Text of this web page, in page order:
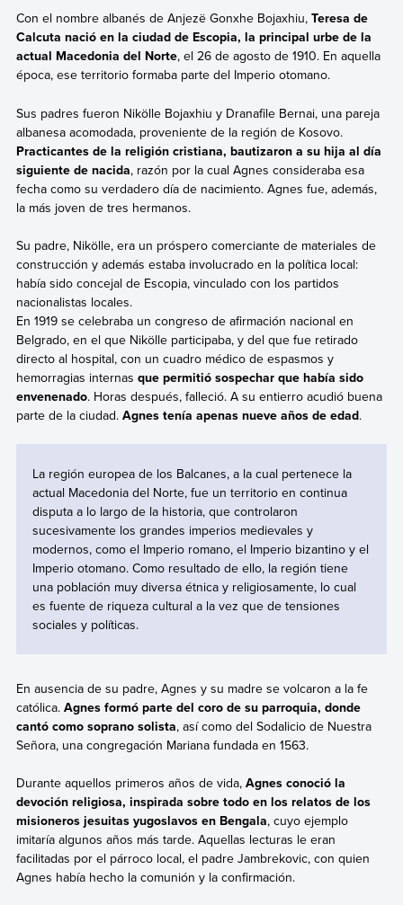
Con el nombre albanés de Anjezë Gonxhe Bojaxhiu, Teresa de
Calcuta nació en la ciudad de Escopia, la principal urbe de la
actual Macedonia del Norte, el 26 de agosto de 1910. En aquella
época, ese territorio formaba parte del Imperio otomano.
Sus padres fueron Nikölle Bojaxhiu y Dranafile Bernai, una pareja
albanesa acomodada, proveniente de la región de Kosovo.
Practicantes de la religión cristiana, bautizaron a su hija al día
siguiente de nacida, razón por la cual Agnes consideraba esa
fecha como su verdadero día de nacimiento. Agnes fue, además,
la más joven de tres hermanos.
Su padre, Nikölle, era un próspero comerciante de materiales de
construcción y además estaba involucrado en la política local:
había sido concejal de Escopia, vinculado con los partidos
nacionalistas locales.
En 1919 se celebraba un congreso de afirmación nacional en
Belgrado, en el que Nikölle participaba, y del que fue retirado
directo al hospital, con un cuadro médico de espasmos y
hemorragias internas que permitió sospechar que había sido
envenenado. Horas después, falleció. A su entierro acudió buena
parte de la ciudad. Agnes tenía apenas nueve años de edad.
La región europea de los Balcanes, a la cual pertenece la
actual Macedonia del Norte, fue un territorio en continua
disputa a lo largo de la historia, que controlaron
sucesivamente los grandes imperios medievales y
modernos, como el Imperio romano, el Imperio bizantino y el
Imperio otomano. Como resultado de ello, la región tiene
una población muy diversa étnica y religiosamente, lo cual
es fuente de riqueza cultural a la vez que de tensiones
sociales y políticas.
En ausencia de su padre, Agnes y su madre se volcaron a la fe
católica. Agnes formó parte del coro de su parroquia, donde
cantó como soprano solista, así como del Sodalicio de Nuestra
Señora, una congregación Mariana fundada en 1563.
Durante aquellos primeros años de vida, Agnes conoció la
devoción religiosa, inspirada sobre todo en los relatos de los
misioneros jesuitas yugoslavos en Bengala, cuyo ejemplo
imitaría algunos años más tarde. Aquellas lecturas le eran
facilitadas por el párroco local, el padre Jambrekovic, con quien
Agnes había hecho la comunión y la confirmación.